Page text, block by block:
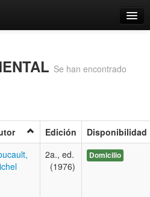
Se han encontrado
Edición Disponibilidad
2a., ed.
(1976)
Domicilio